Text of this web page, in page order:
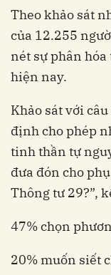
Theo khảo sát
của 12.255
nét sự phân
hiện nay.
Khảo sát với
định cho phép
tinh thần tự
đưa đón cho
Thông tư 29?”,
47% chọn
20% muốn siết